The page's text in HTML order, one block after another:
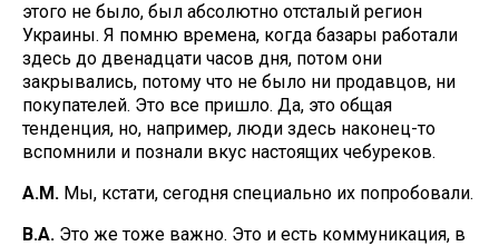
этого не было, был абсолютно отсталый регион
Украины. Я помню времена, когда базары работали
здесь до двенадцати часов дня, потом они
закрывались, потому что не было ни продавцов, ни
покупателей. Это все пришло. Да, это общая
тенденция, но, например, люди здесь наконец-то
вспомнили и познали вкус настоящих чебуреков.
А.М. Мы, кстати, сегодня специально их попробовали.
В.А. Это же тоже важно. Это и есть коммуникация, в